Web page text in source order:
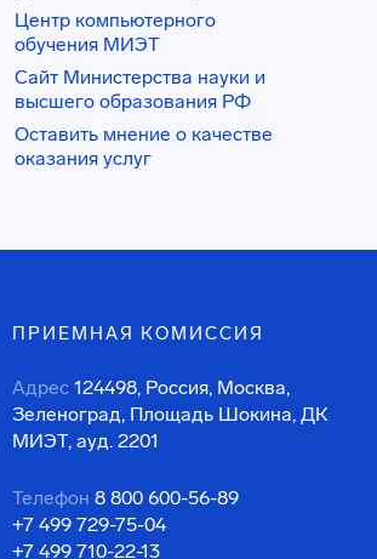
Центр компьютерного
обучения МИЭТ
Сайт Министерства науки и
высшего образования РФ
Оставить мнение о качестве
оказания услуг
ПРИЕМНАЯ КОМИССИЯ
Адрес 124498, Россия, Москва,
Зеленоград, Площадь Шокина, ДК
МИЭТ, ауд. 2201
Телефон 8 800 600-56-89
+7 499 729-75-04
+7 499 710-22-13